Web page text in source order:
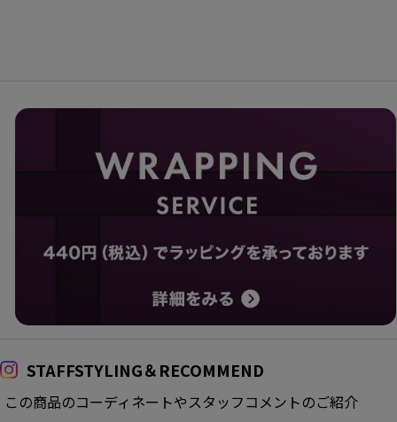
STAFFSTYLING＆RECOMMEND
この商品のコーディネートやスタッフコメントのご紹介